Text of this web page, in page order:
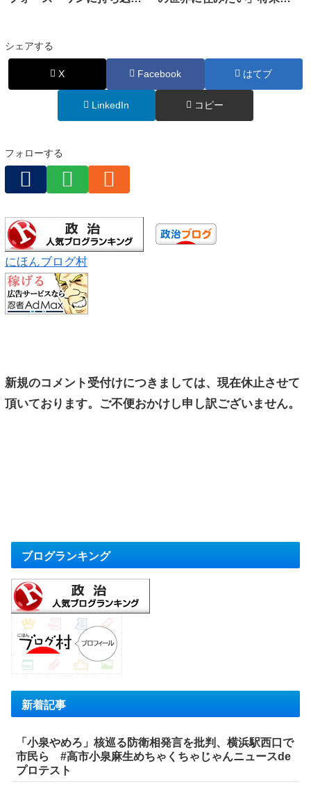
シェアする
X Facebook はてブ
LinkedIn コピー
フォローする
にほんブログ村
新規のコメント受付けにつきましては、現在休止させて
頂いております。ご不便おかけし申し訳ございません。
ブログランキング
新着記事
「小泉やめろ」核巡る防衛相発言を批判、横浜駅西口で
市民ら #高市小泉麻生めちゃくちゃじゃんニュースde
プロテスト